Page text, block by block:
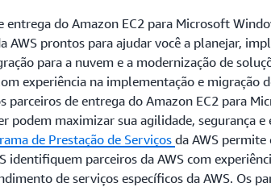
entrega do Amazon EC2 para Microsoft
AWS prontos para ajudar você a planejar,
para a nuvem e a modernização de
experiência na implementação e migração
parceiros de entrega do Amazon EC2 para
podem maximizar sua agilidade, segurança e
de Prestação de Serviçosda AWS permite
identifiquem parceiros da AWS com
de serviços específicos da AWS. Os